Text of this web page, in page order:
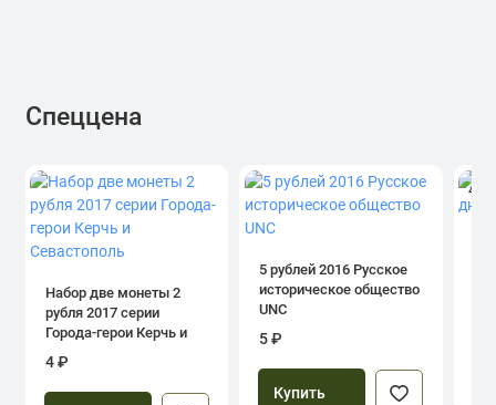
Спеццена
Набор две монеты 2
рубля 2017 серии
Города-герои Керчь и
4 ₽
5 рублей 2016 Русское
историческое общество
UNC
5 ₽
Купить
4.0